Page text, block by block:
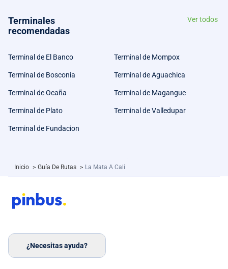
Terminales
recomendadas
Ver todos
Terminal de El Banco Terminal de Mompox
Terminal de Bosconia Terminal de Aguachica
Terminal de Ocaña Terminal de Magangue
Terminal de Plato Terminal de Valledupar
Terminal de Fundacion
Inicio > Guía De Rutas > La Mata A Cali
¿Necesitas ayuda?